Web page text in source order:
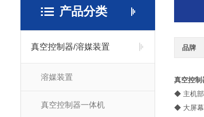
产品分类
真空控制器/溶媒装置
溶媒装置
真空控制器一体机
品牌
真空控制
◆ 主机部
◆ 大屏幕